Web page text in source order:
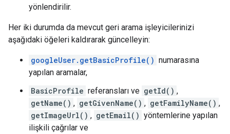
yönlendirilir.
Her iki durumda da mevcut geri arama işleyicilerinizi
aşağıdaki öğeleri kaldırarak güncelleyin:
googleUser.getBasicProfile() numarasına
yapılan aramalar,
BasicProfile referansları ve getId() ,
getName() , getGivenName() , getFamilyName() ,
getImageUrl() , getEmail() yöntemlerine yapılan
ilişkili çağrılar ve